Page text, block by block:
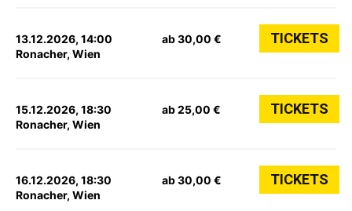
13.12.2026, 14:00
Ronacher, Wien
ab 30,00 € TICKETS
15.12.2026, 18:30
Ronacher, Wien
ab 25,00 € TICKETS
16.12.2026, 18:30
Ronacher, Wien
ab 30,00 € TICKETS